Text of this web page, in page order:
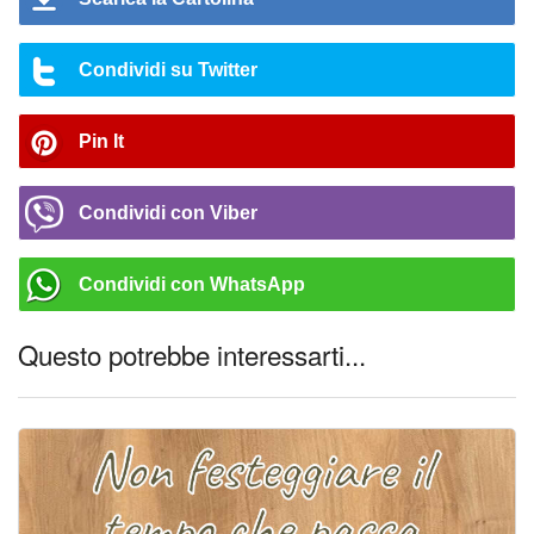
Condividi su Twitter
Pin It
Condividi con Viber
Condividi con WhatsApp
Questo potrebbe interessarti...